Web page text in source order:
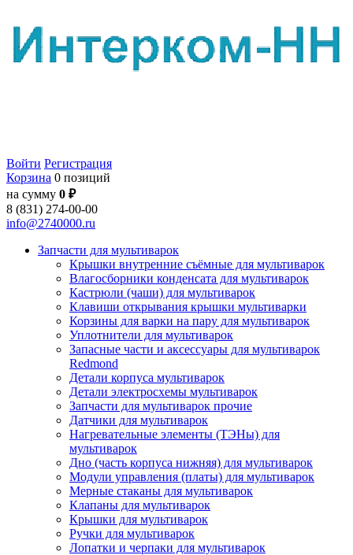
Войти Регистрация
Корзина 0 позиций
на сумму 0 ₽
8 (831) 274-00-00
info@2740000.ru
Запчасти для мультиварок
Крышки внутренние съёмные для мультиварок
Влагосборники конденсата для мультиварок
Кастрюли (чаши) для мультиварок
Клавиши открывания крышки мультиварки
Корзины для варки на пару для мультиварок
Уплотнители для мультиварок
Запасные части и аксессуары для мультиварок
Redmond
Детали корпуса мультиварок
Детали электросхемы мультиварок
Запчасти для мультиварок прочие
Датчики для мультиварок
Нагревательные элементы (ТЭНы) для
мультиварок
Дно (часть корпуса нижняя) для мультиварок
Модули управления (платы) для мультиварок
Мерные стаканы для мультиварок
Клапаны для мультиварок
Крышки для мультиварок
Ручки для мультиварок
Лопатки и черпаки для мультиварок